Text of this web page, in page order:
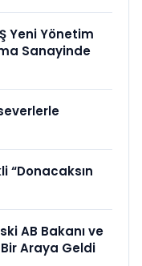
Yeni Yönetim
Sanayinde
“Donacaksın
AB Bakanı ve
Araya Geldi